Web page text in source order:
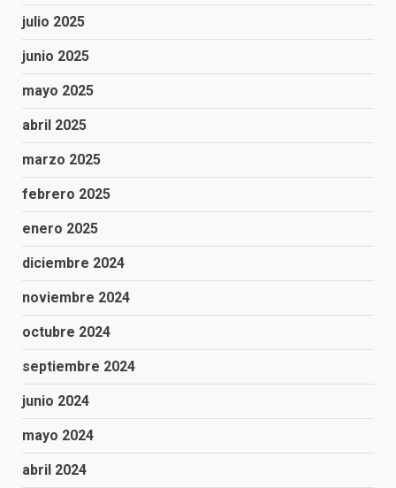
julio 2025
junio 2025
mayo 2025
abril 2025
marzo 2025
febrero 2025
enero 2025
diciembre 2024
noviembre 2024
octubre 2024
septiembre 2024
junio 2024
mayo 2024
abril 2024